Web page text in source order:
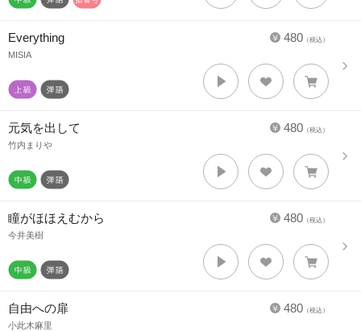
480 （税込）
Everything
MISIA
480 （税込）
元気を出して
竹内まりや
480 （税込）
瞳がほほえむから
今井美樹
480 （税込）
自由への扉
小此木麻里